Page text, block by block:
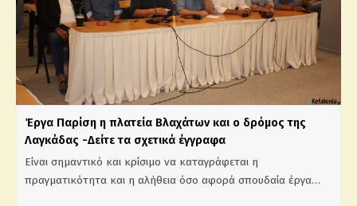
Έργα Παρίση η πλατεία Βλαχάτων και ο δρόμος της
Λαγκάδας -Δείτε τα σχετικά έγγραφα
Είναι σημαντικό και κρίσιμο να καταγράφεται η
πραγματικότητα και η αλήθεια όσο αφορά σπουδαία έργα…